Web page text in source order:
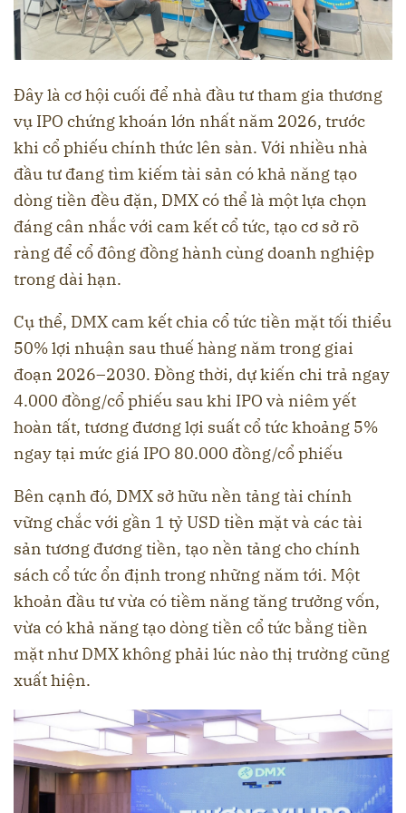
Đây là cơ hội cuối để nhà đầu tư tham gia thương
vụ IPO chứng khoán lớn nhất năm 2026, trước
khi cổ phiếu chính thức lên sàn. Với nhiều nhà
đầu tư đang tìm kiếm tài sản có khả năng tạo
dòng tiền đều đặn, DMX có thể là một lựa chọn
đáng cân nhắc với cam kết cổ tức, tạo cơ sở rõ
ràng để cổ đông đồng hành cùng doanh nghiệp
trong dài hạn.
Cụ thể, DMX cam kết chia cổ tức tiền mặt tối thiểu
50% lợi nhuận sau thuế hàng năm trong giai
đoạn 2026–2030. Đồng thời, dự kiến chi trả ngay
4.000 đồng/cổ phiếu sau khi IPO và niêm yết
hoàn tất, tương đương lợi suất cổ tức khoảng 5%
ngay tại mức giá IPO 80.000 đồng/cổ phiếu
Bên cạnh đó, DMX sở hữu nền tảng tài chính
vững chắc với gần 1 tỷ USD tiền mặt và các tài
sản tương đương tiền, tạo nền tảng cho chính
sách cổ tức ổn định trong những năm tới. Một
khoản đầu tư vừa có tiềm năng tăng trưởng vốn,
vừa có khả năng tạo dòng tiền cổ tức bằng tiền
mặt như DMX không phải lúc nào thị trường cũng
xuất hiện.